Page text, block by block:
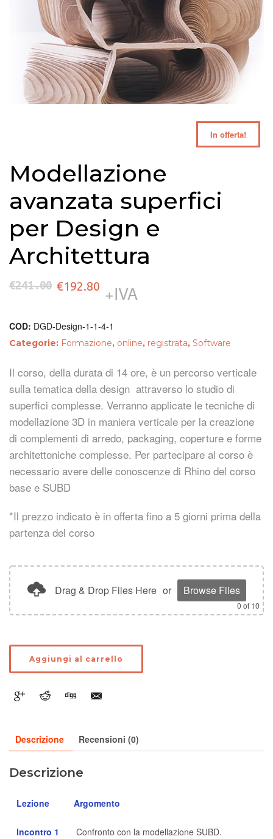
In offerta!
Modellazione
avanzata superfici
per Design e
Architettura
€241.00 Il
prezzo
originale
era:
€241.00.
€192.80 Il
prezzo
attuale
è:
€192.80.
+IVA
COD: DGD-Design-1-1-4-1
Categorie: Formazione, online, registrata, Software
Il corso, della durata di 14 ore, è un percorso verticale
sulla tematica della design attraverso lo studio di
superfici complesse. Verranno applicate le tecniche di
modellazione 3D in maniera verticale per la creazione
di complementi di arredo, packaging, coperture e forme
architettoniche complesse. Per partecipare al corso è
necessario avere delle conoscenze di Rhino del corso
base e SUBD
*Il prezzo indicato è in offerta fino a 5 giorni prima della
partenza del corso
Drag & Drop Files Here or Browse Files
0 of 10
Aggiungi al carrello
Descrizione Recensioni (0)
Descrizione
Lezione Argomento
Incontro 1
Confronto con la modellazione SUBD.